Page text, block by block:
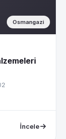
Osmangazi
İncele